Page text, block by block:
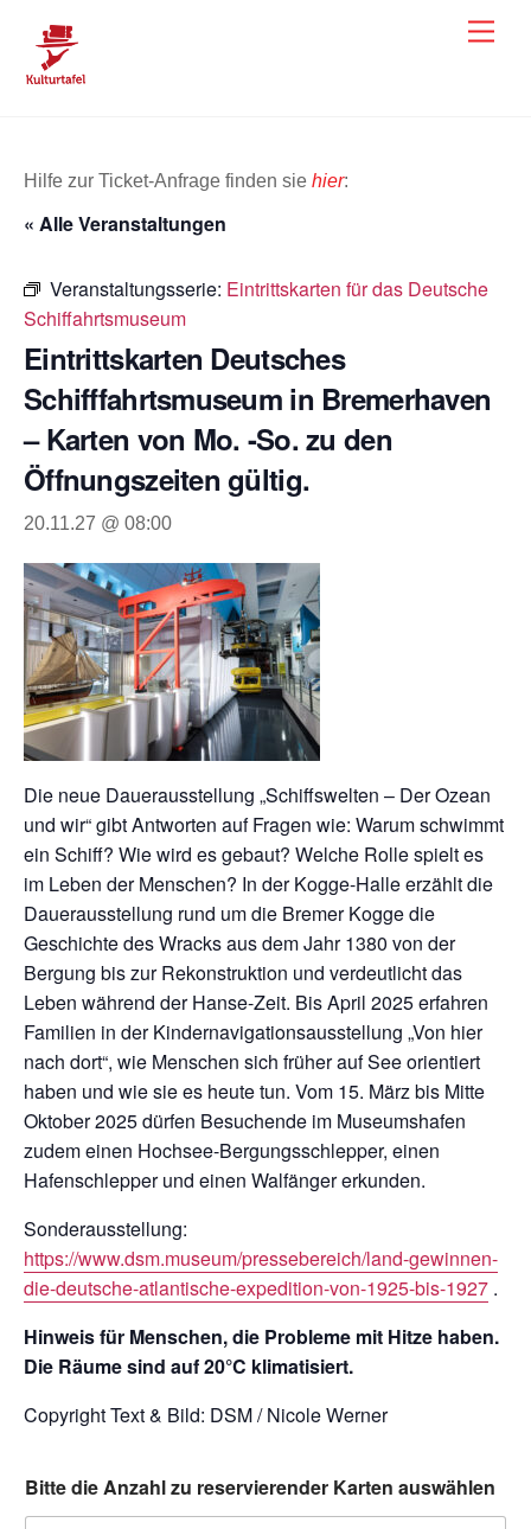
content
Hilfe zur Ticket-Anfrage finden sie hier:
« Alle Veranstaltungen
Veranstaltungsserie: Eintrittskarten für das Deutsche
Schiffahrtsmuseum
Eintrittskarten Deutsches
Schifffahrtsmuseum in Bremerhaven
– Karten von Mo. -So. zu den
Öffnungszeiten gültig.
20.11.27 @ 08:00
Die neue Dauerausstellung „Schiffswelten – Der Ozean
und wir“ gibt Antworten auf Fragen wie: Warum schwimmt
ein Schiff? Wie wird es gebaut? Welche Rolle spielt es
im Leben der Menschen? In der Kogge-Halle erzählt die
Dauerausstellung rund um die Bremer Kogge die
Geschichte des Wracks aus dem Jahr 1380 von der
Bergung bis zur Rekonstruktion und verdeutlicht das
Leben während der Hanse-Zeit. Bis April 2025 erfahren
Familien in der Kindernavigationsausstellung „Von hier
nach dort“, wie Menschen sich früher auf See orientiert
haben und wie sie es heute tun. Vom 15. März bis Mitte
Oktober 2025 dürfen Besuchende im Museumshafen
zudem einen Hochsee-Bergungsschlepper, einen
Hafenschlepper und einen Walfänger erkunden.
Sonderausstellung:
https://www.dsm.museum/pressebereich/land-gewinnen-
die-deutsche-atlantische-expedition-von-1925-bis-1927 .
Hinweis für Menschen, die Probleme mit Hitze haben.
Die Räume sind auf 20°C klimatisiert.
Copyright Text & Bild: DSM / Nicole Werner
Bitte die Anzahl zu reservierender Karten auswählen